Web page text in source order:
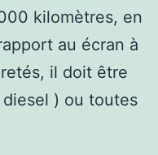
kilomètres, en
au écran à
il doit être
) ou toutes